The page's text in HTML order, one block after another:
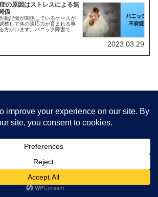
の原因はストレスによる無
係
動記憶が関係しているケースが
整して体の適応力が育まれる事
方がいます。パニック障害で病
2023.03.29
プスでお困りなら
学の視点から誤作動のスイ
NINE」というプロゴルファー丸
ゲストで登場された時の内容
ヒントが紹介されています。
検索